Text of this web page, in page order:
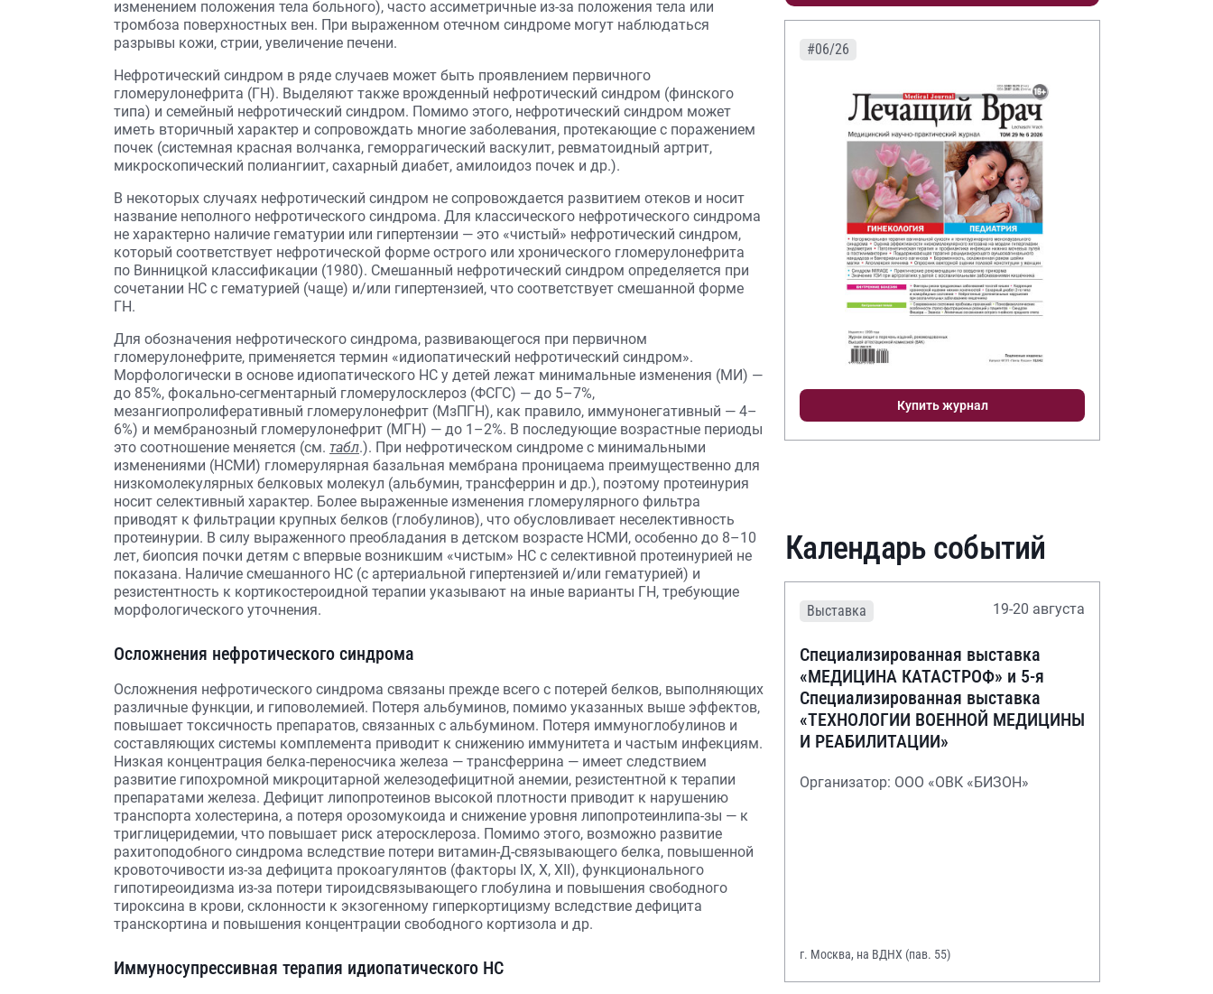
изменением положения тела больного), часто ассиметричные из-за положения тела или
тромбоза поверхностных вен. При выраженном отечном синдроме могут наблюдаться
разрывы кожи, стрии, увеличение печени.
Нефротический синдром в ряде случаев может быть проявлением первичного
гломерулонефрита (ГН). Выделяют также врожденный нефротический синдром (финского
типа) и семейный нефротический синдром. Помимо этого, нефротический синдром может
иметь вторичный характер и сопровождать многие заболевания, протекающие с поражением
почек (системная красная волчанка, геморрагический васкулит, ревматоидный артрит,
микроскопический полиангиит, сахарный диабет, амилоидоз почек и др.).
В некоторых случаях нефротический синдром не сопровождается развитием отеков и носит
название неполного нефротического синдрома. Для классического нефротического синдрома
не характерно наличие гематурии или гипертензии — это «чистый» нефротический синдром,
который соответствует нефротической форме острого или хронического гломерулонефрита
по Винницкой классификации (1980). Смешанный нефротический синдром определяется при
сочетании НС с гематурией (чаще) и/или гипертензией, что соответствует смешанной форме
ГН.
Для обозначения нефротического синдрома, развивающегося при первичном
гломерулонефрите, применяется термин «идиопатический нефротический синдром».
Морфологически в основе идиопатического НС у детей лежат минимальные изменения (МИ) —
до 85%, фокально-сегментарный гломерулосклероз (ФСГС) — до 5–7%,
мезангиопролиферативный гломерулонефрит (МзПГН), как правило, иммунонегативный — 4–
6%) и мембранозный гломерулонефрит (МГН) — до 1–2%. В последующие возрастные периоды
это соотношение меняется (см. табл.). При нефротическом синдроме с минимальными
изменениями (НСМИ) гломерулярная базальная мембрана проницаема преимущественно для
низкомолекулярных белковых молекул (альбумин, трансферрин и др.), поэтому протеинурия
носит селективный характер. Более выраженные изменения гломерулярного фильтра
приводят к фильтрации крупных белков (глобулинов), что обусловливает неселективность
протеинурии. В силу выраженного преобладания в детском возрасте НСМИ, особенно до 8–10
лет, биопсия почки детям с впервые возникшим «чистым» НС с селективной протеинурией не
показана. Наличие смешанного НС (с артериальной гипертензией и/или гематурией) и
резистентность к кортикостероидной терапии указывают на иные варианты ГН, требующие
морфологического уточнения.
Осложнения нефротического синдрома
Осложнения нефротического синдрома связаны прежде всего с потерей белков, выполняющих
различные функции, и гиповолемией. Потеря альбуминов, помимо указанных выше эффектов,
повышает токсичность препаратов, связанных с альбумином. Потеря иммуноглобулинов и
составляющих системы комплемента приводит к снижению иммунитета и частым инфекциям.
Низкая концентрация белка-переносчика железа — трансферрина — имеет следствием
развитие гипохромной микроцитарной железодефицитной анемии, резистентной к терапии
препаратами железа. Дефицит липопротеинов высокой плотности приводит к нарушению
транспорта холестерина, а потеря орозомукоида и снижение уровня липопротеинлипа-зы — к
триглицеридемии, что повышает риск атеросклероза. Помимо этого, возможно развитие
рахитоподобного синдрома вследствие потери витамин-Д-связывающего белка, повышенной
кровоточивости из-за дефицита прокоагулянтов (факторы IX, X, XII), функционального
гипотиреоидизма из-за потери тироидсвязывающего глобулина и повышения свободного
тироксина в крови, склонности к экзогенному гиперкортицизму вследствие дефицита
транскортина и повышения концентрации свободного кортизола и др.
Иммуносупрессивная терапия идиопатического НС
#06/26
Купить журнал
Календарь событий
Выставка 19-20 августа
Специализированная выставка
«МЕДИЦИНА КАТАСТРОФ» и 5-я
Специализированная выставка
«ТЕХНОЛОГИИ ВОЕННОЙ МЕДИЦИНЫ
И РЕАБИЛИТАЦИИ»
Организатор: ООО «ОВК «БИЗОН»
г. Москва, на ВДНХ (пав. 55)